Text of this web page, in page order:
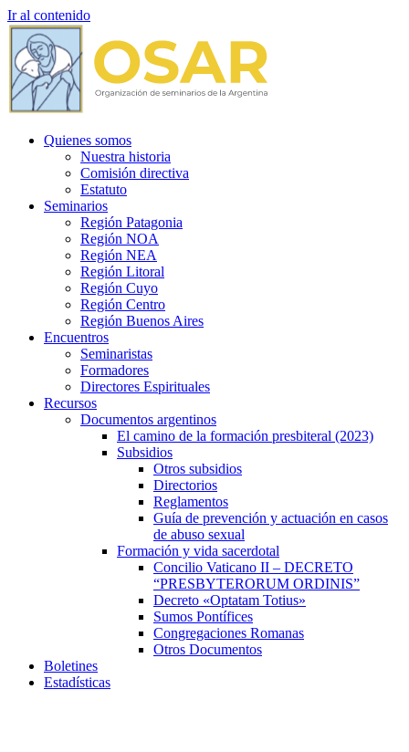
Ir al contenido
Quienes somos
Nuestra historia
Comisión directiva
Estatuto
Seminarios
Región Patagonia
Región NOA
Región NEA
Región Litoral
Región Cuyo
Región Centro
Región Buenos Aires
Encuentros
Seminaristas
Formadores
Directores Espirituales
Recursos
Documentos argentinos
El camino de la formación presbiteral (2023)
Subsidios
Otros subsidios
Directorios
Reglamentos
Guía de prevención y actuación en casos
de abuso sexual
Formación y vida sacerdotal
Concilio Vaticano II – DECRETO
“PRESBYTERORUM ORDINIS”
Decreto «Optatam Totius»
Sumos Pontífices
Congregaciones Romanas
Otros Documentos
Boletines
Estadísticas